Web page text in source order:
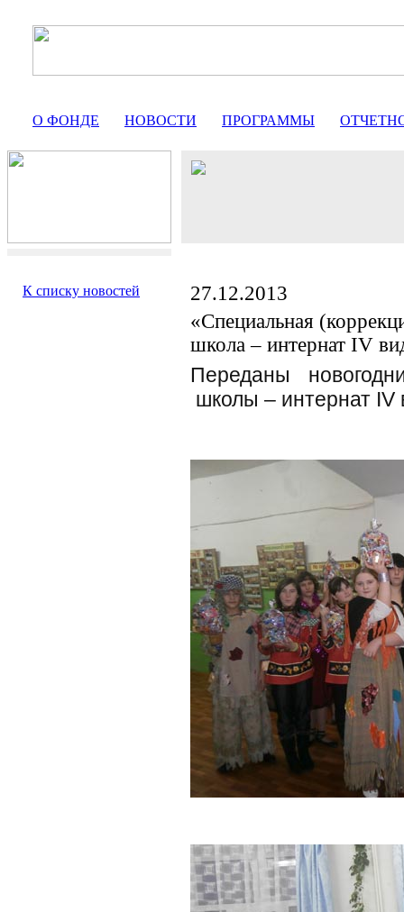
О ФОНДЕ НОВОСТИ ПРОГРАММЫ
К списку новостей
27.12.2013
«Специальная
школа – интернат IV
Переданы
школы – интернат IV